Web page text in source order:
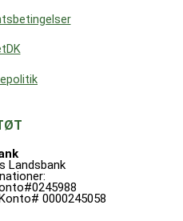
Landsbank
0000245058